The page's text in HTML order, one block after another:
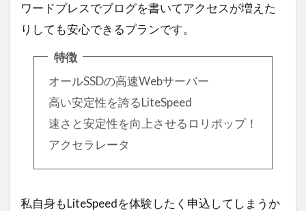
ワードプレスでブログを書いてアクセスが増えた
りしても安心できるプランです。
特徴
オールSSDの高速Webサーバー
高い安定性を誇るLiteSpeed
速さと安定性を向上させるロリポップ！
アクセラレータ
私自身もLiteSpeedを体験したく申込してしまうか